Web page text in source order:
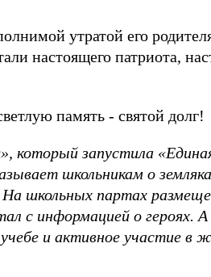
утратой его
настоящего патриота,
память - святой долг!
который запустила
школьникам о
школьных партах
с информацией о героях. А
и активное участие в